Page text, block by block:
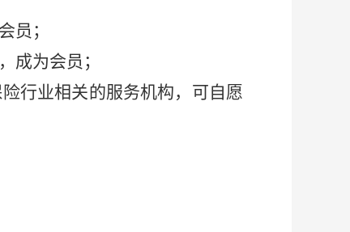
员；
， 成为会员；
行业相关的服务机构，可自愿